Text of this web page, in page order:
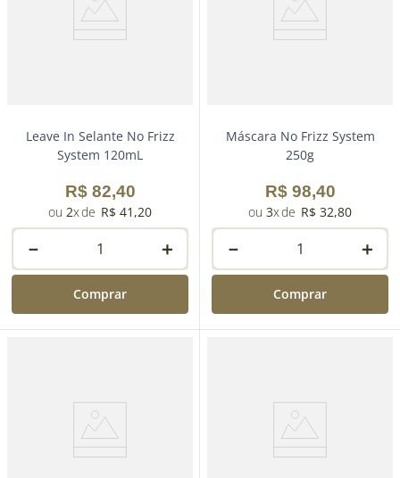
Leave In Selante No Frizz
System 120mL
R$ 82,40
2 R$ 41 ,20
＋
－
Comprar
Máscara No Frizz System
250g
R$ 98,40
3 R$ 32,80
＋
－
Comprar